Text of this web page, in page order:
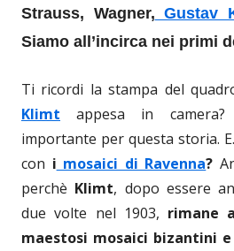
Strauss, Wagner, Gustav
Siamo all’incirca nei primi
Ti ricordi la stampa del
Klimt appesa in
importante per questa storia.
con i mosaici di Ravenna?
perchè Klimt, dopo essere
due volte nel 1903, rimane
maestosi mosaici bizantini e